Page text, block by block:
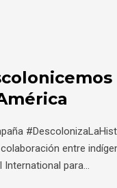
entre
International para...